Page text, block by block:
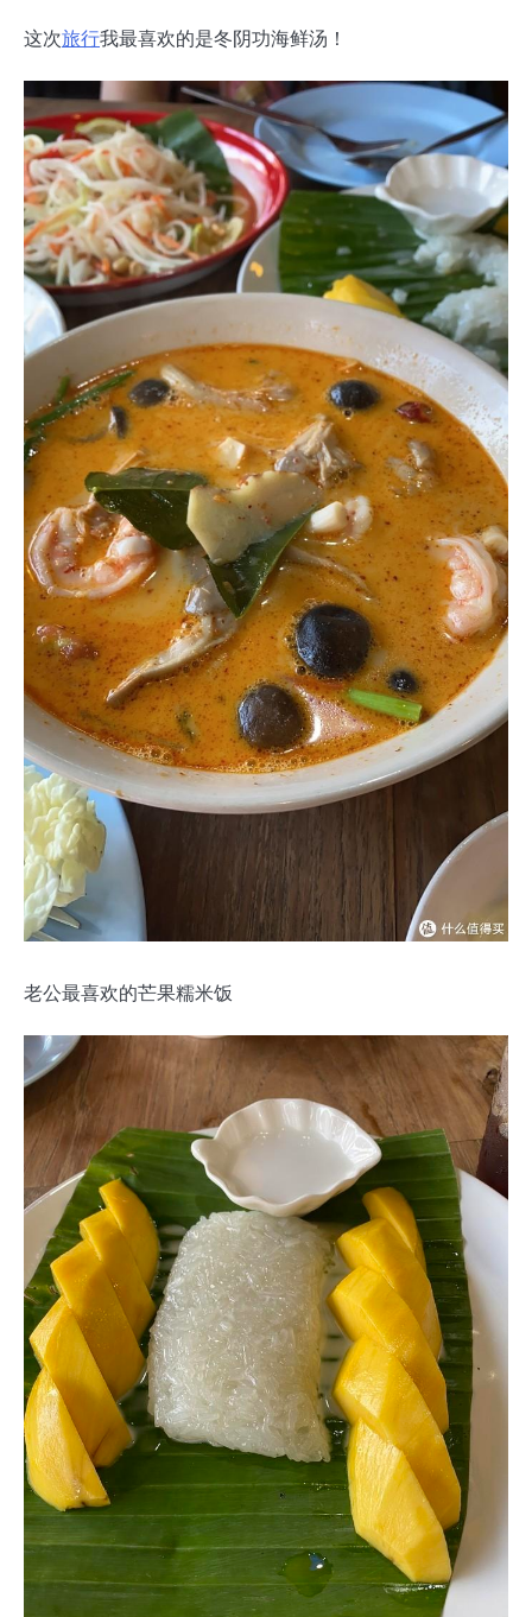
这次旅行我最喜欢的是冬阴功海鲜汤！
老公最喜欢的芒果糯米饭